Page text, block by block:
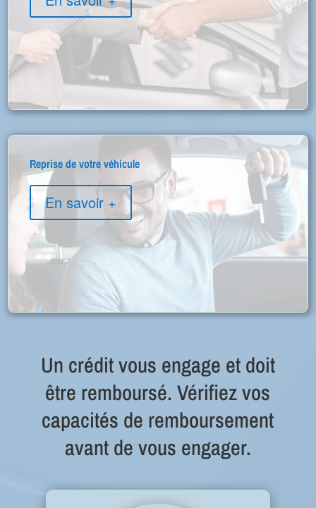
Reprise de votre véhicule
En savoir +
Un crédit vous engage et doit
être remboursé. Vérifiez vos
capacités de remboursement
avant de vous engager.